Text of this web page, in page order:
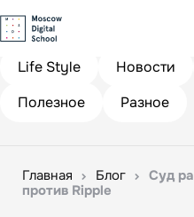
Life Style
Новости
Полезное
Разное
Главная Блог
Суд
против Ripple